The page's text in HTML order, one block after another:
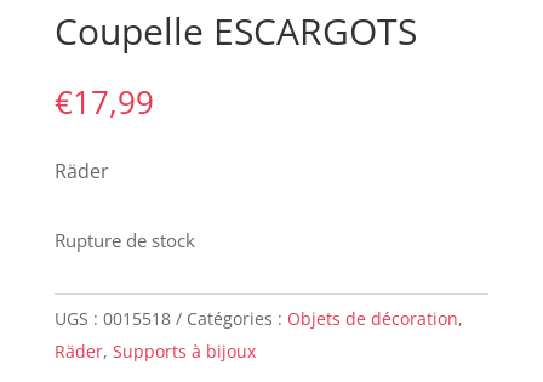
Coupelle ESCARGOTS
€17,99
Räder
Rupture de stock
UGS : 0015518 Catégories : Objets de décoration,
Räder, Supports à bijoux